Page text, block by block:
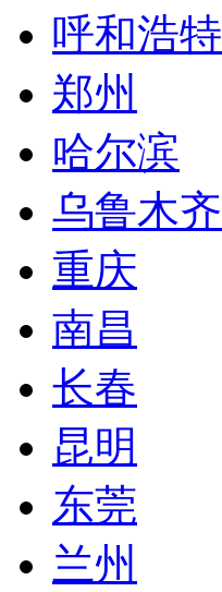
呼和浩特
郑州
哈尔滨
乌鲁木齐
重庆
南昌
长春
昆明
东莞
兰州